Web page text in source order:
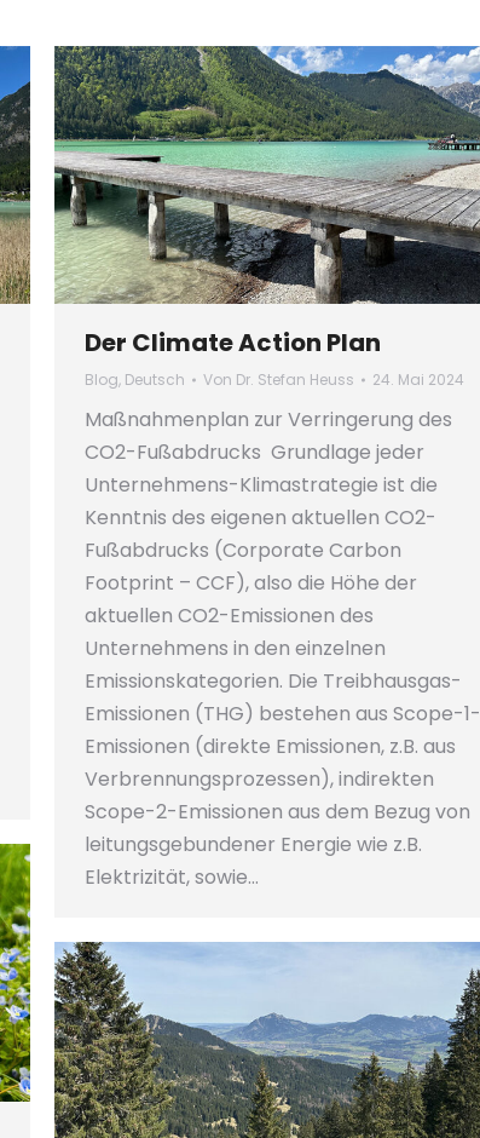
Der Climate Action Plan
Blog, Deutsch Von Dr. Stefan Heuss 24. Mai 2024
Maßnahmenplan zur Verringerung des
CO2-Fußabdrucks Grundlage jeder
Unternehmens-Klimastrategie ist die
Kenntnis des eigenen aktuellen CO2-
Fußabdrucks (Corporate Carbon
Footprint – CCF), also die Höhe der
aktuellen CO2-Emissionen des
Unternehmens in den einzelnen
Emissionskategorien. Die Treibhausgas-
Emissionen (THG) bestehen aus Scope-1-
Emissionen (direkte Emissionen, z.B. aus
Verbrennungsprozessen), indirekten
Scope-2-Emissionen aus dem Bezug von
leitungsgebundener Energie wie z.B.
Elektrizität, sowie…